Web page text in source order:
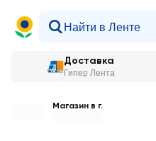
Доставка
Гипер Лента
Магазин в г.